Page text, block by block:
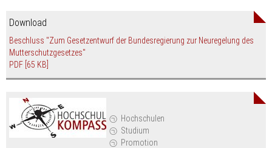
Hochschulen
Studium
Promotion
Download
Beschluss "Zum Gesetzentwurf der Bundesregierung zur Neuregelung des
Mutterschutzgesetzes"
PDF [65 KB]